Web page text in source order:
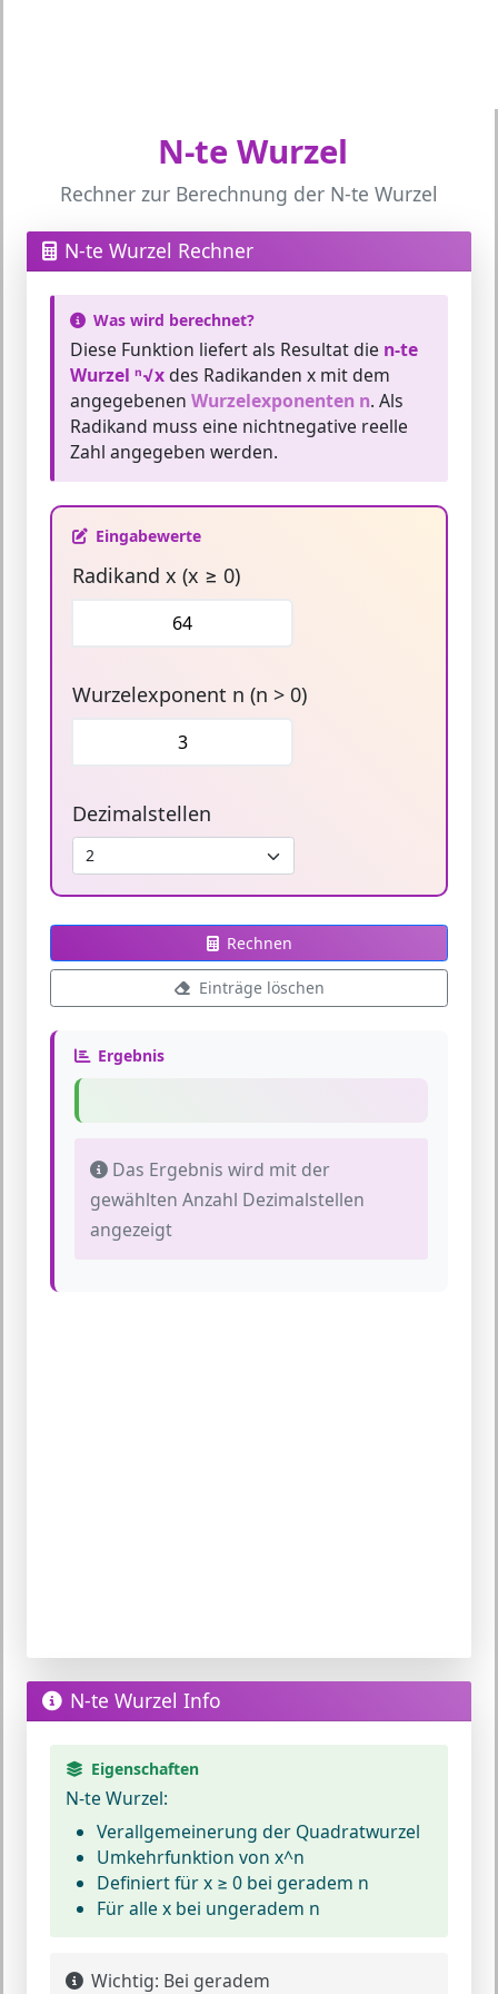
N-te Wurzel
Rechner zur Berechnung der N-te Wurzel
N-te Wurzel Rechner
Was wird berechnet?
Diese Funktion liefert als Resultat die n-te
Wurzel ⁿ√xdes Radikanden x mit dem
angegebenen Wurzelexponenten n. Als
Radikand muss eine nichtnegative reelle
Zahl angegeben werden.
Eingabewerte
Radikand x (x ≥ 0)
Wurzelexponent n (n > 0)
Dezimalstellen
Rechnen
Einträge löschen
Ergebnis
Das Ergebnis wird mit der
gewählten Anzahl Dezimalstellen
angezeigt
N-te Wurzel Info
Eigenschaften
N-te Wurzel:
Verallgemeinerung der Quadratwurzel
Umkehrfunktion von x^n
Definiert für x ≥ 0 bei geradem n
Für alle x bei ungeradem n
Wichtig: Bei geradem